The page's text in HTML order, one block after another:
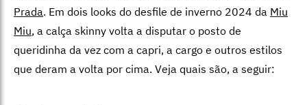
Prada. Em dois looks do desfile de inverno 2024 da Miu
Miu, a calça skinny volta a disputar o posto de
queridinha da vez com a capri, a cargo e outros estilos
que deram a volta por cima. Veja quais são, a seguir: